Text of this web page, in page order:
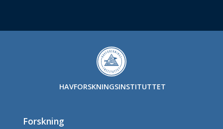
HAVFORSKNINGSINSTITUTTET
Forskning